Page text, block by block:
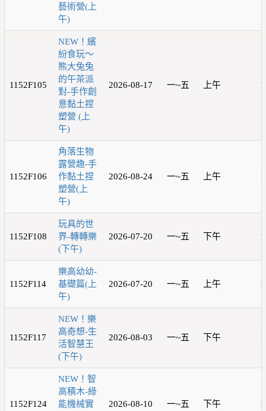
藝術營(上
午)
1152F105
NEW！繽
紛食玩～
熊大兔兔
的午茶派
對-手作創
意黏土捏
塑營 (上
午)
2026-08-17 一~五 上午
1152F106
角落生物
露營趣-手
作黏土捏
塑營(上
午)
2026-08-24 一~五 上午
1152F108
玩具的世
界-轉轉樂
(下午)
2026-07-20 一~五 下午
1152F114
樂高幼幼-
基礎篇(上
午)
2026-07-20 一~五 上午
1152F117
NEW！樂
高奇想-生
活智慧王
(下午)
2026-08-03 一~五 下午
1152F124
NEW！智
高積木-綠
能機械實
2026-08-10 一~五 下午